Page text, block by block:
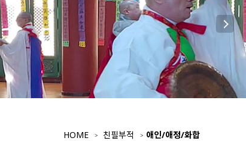
HOME 친필부적 애인/애정/화합